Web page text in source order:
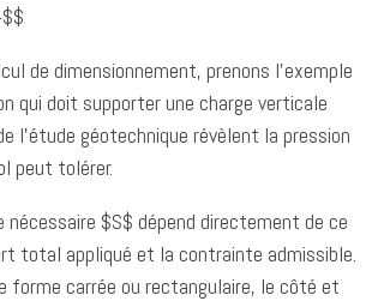
de dimensionnement, prenons l'exemple
qui doit supporter une charge verticale
l'étude géotechnique révèlent la pression
peut tolérer.
$S$ dépend directement de ce
total appliqué et la contrainte admissible.
forme carrée ou rectangulaire, le côté et